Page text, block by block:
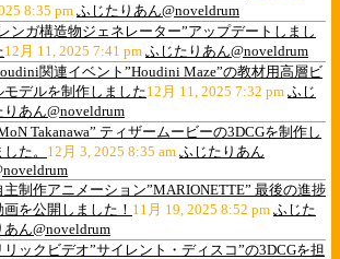
8:35 pmふじたりあん@noveldrum
ンガ構造物ジェネレーター”アップデートしまし
12月 11, 2025 7:41 pm ふじたりあん@noveldrum
関連イベント”Houdini Maze”の教材用高層ビ
モデルを制作しました12月 11, 2025 7:32 pm ふじ
りあん@noveldrum
Takanawa” ティザームービーの3DCGを制作し
した。 12月 3, 2025 8:35 am ふじたりあん
主制作アニメーション”MARIONETTE” 最後の進捗
画を公開しました！ 11月 19, 2025 8:52 pm ふじた
あん@noveldrum
リックビデオ”サイレント・ディスコ”の3DCGを担